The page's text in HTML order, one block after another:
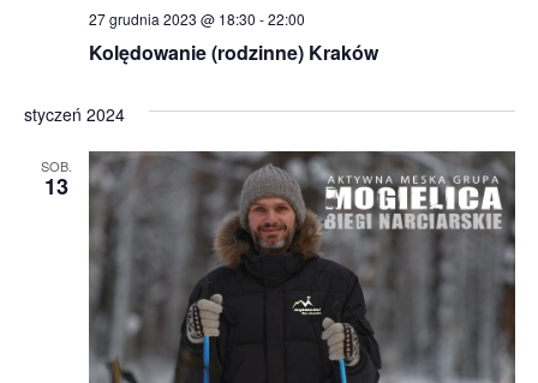
Kolędowanie (rodzinne) Kraków
27 grudnia 2023 @ 18:30 -22:00
styczeń 2024
SOB.
13